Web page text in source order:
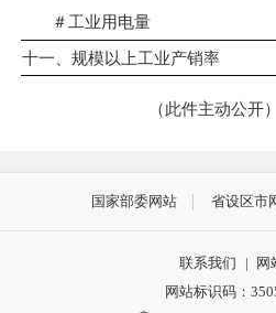
＃工业用电量
十一、规模以上工业产销率
（此件主动公开）
国家部委网站 省设区市
联系我们 | 网
网站标识码：